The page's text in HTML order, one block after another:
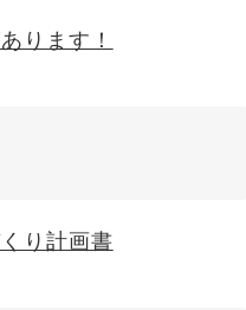
ります！
り計画書